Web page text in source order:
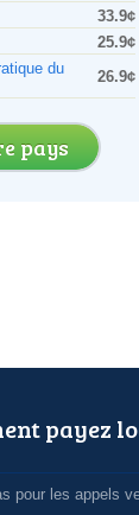
33.9¢
25.9¢
du
26.9¢
pays
payez
pour les appels